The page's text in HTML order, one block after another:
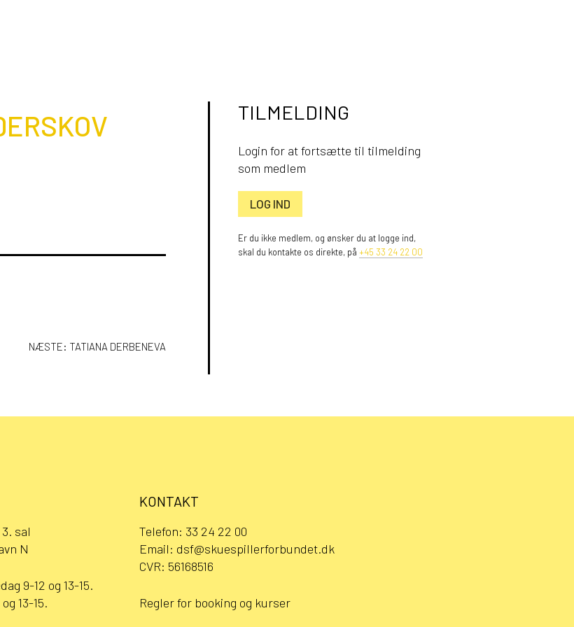
NÆSTE: TATIANA DERBENEVA
TILMELDING
Login for at fortsætte til tilmelding
som medlem
LOG IND
Er du ikke medlem, og ønsker du at logge ind,
skal du kontakte os direkte, på +45 33 24 22 00
sal
N
9-12 og 13-15.
13-15.
KONTAKT
Telefon: 33 24 22 00
Email: dsf@skuespillerforbundet.dk
CVR: 56168516
Regler for booking og kurser